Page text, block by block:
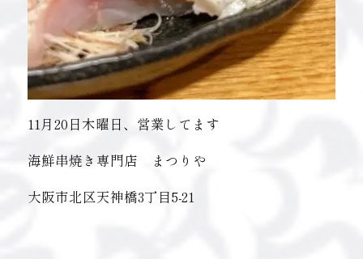
11月20日木曜日、営業してます️
海鮮串焼き専門店 まつりや
大阪市北区天神橋3丁目5-21